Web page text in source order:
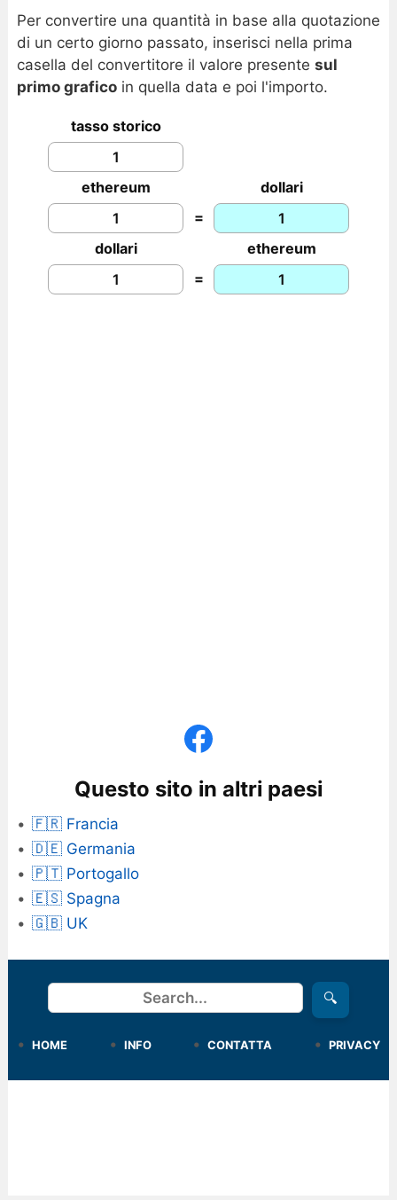
Per convertire una quantità in base alla quotazione
di un certo giorno passato, inserisci nella prima
casella del convertitore il valore presente sul
primo graficoin quella data e poi l'importo.
tasso storico
ethereum
dollari
=
dollari
ethereum
=
Questo sito in altri paesi
🇫🇷 Francia
🇩🇪 Germania
🇵🇹 Portogallo
🇪🇸 Spagna
🇬🇧 UK
Cerca 🔍
HOME INFO CONTATTA PRIVACY